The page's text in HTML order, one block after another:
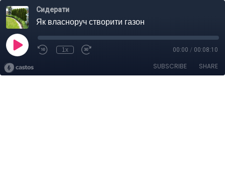
Сидерати
Як власноруч створити газон
1x 00:00 / 00:08:10
SUBSCRIBE SHARE